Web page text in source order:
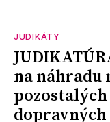
JUDIKÁTY
na náhradu
dopravných